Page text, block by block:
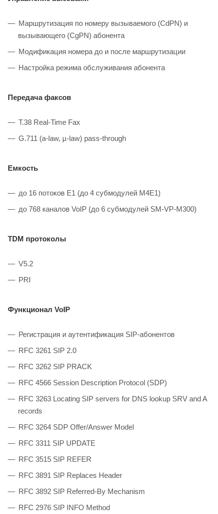
Маршрутизация по номеру вызываемого (CdPN) и
вызывающего (CgPN) абонента
Модификация номера до и после маршрутизации
Настройка режима обслуживания абонента
Передача факсов
T.38 Real-Time Fax
G.711 (a-law, µ-law) pass-through
Емкость
до 16 потоков E1 (до 4 субмодулей M4E1)
до 768 каналов VoIP (до 6 субмодулей SM-VP-M300)
TDM протоколы
V5.2
PRI
Функционал VoIP
Регистрация и аутентификация SIP-абонентов
RFC 3261 SIP 2.0
RFC 3262 SIP PRACK
RFC 4566 Session Description Protocol (SDP)
RFC 3263 Locating SIP servers for DNS lookup SRV and A
records
RFC 3264 SDP Offer/Answer Model
RFC 3311 SIP UPDATE
RFC 3515 SIP REFER
RFC 3891 SIP Replaces Header
RFC 3892 SIP Referred-By Mechanism
RFC 2976 SIP INFO Method